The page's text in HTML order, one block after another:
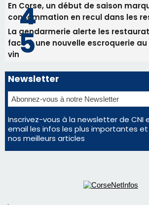
En Corse, un début de saison
consommation en recul dans les
La gendarmerie alerte les
face à une nouvelle escroquerie
vin
Newsletter
Inscrivez-vous à la newsletter de CNI
email les infos les plus importantes
nos meilleurs articles